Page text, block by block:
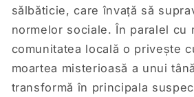
sălbăticie, care învață să
normelor sociale. În paralel cu
comunitatea locală o privește
moartea misterioasă a unui
transformă în principala